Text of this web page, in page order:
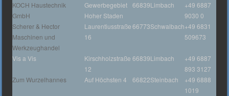
KOCH Haustechnik
GmbH
Gewerbegebiet
Hoher Staden
66839Limbach
+49 6887
9030 0
Scherer & Hector
Maschinen und
Werkzeughandel
Laurentiusstraße
16
66773Schwalbach+49 6831
509673
Vis a Vis
Kirschholzstraße
12
66839Limbach
+49 6887
893 3127
Zum Wurzelhannes
Auf Höchsten 4 66822Steinbach
+49 6888
1019